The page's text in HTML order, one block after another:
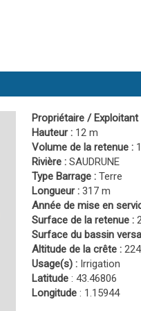
Propriétaire / Exploitant
Hauteur : 12 m
Volume de la retenue :
Rivière : SAUDRUNE
Type Barrage : Terre
Longueur : 317 m
Année de mise en
Surface de la retenue :
Surface du bassin
Altitude de la crête :
Usage(s) : Irrigation
Latitude : 43.46806
Longitude : 1.15944